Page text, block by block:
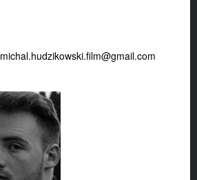
michal.hudzikowski.film@gmail.com